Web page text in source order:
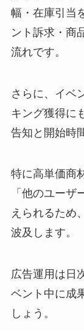
幅・在庫引当
ント訴求・商
流れです。
さらに、イベ
キング獲得に
告知と開始時
特に高単価商
「他のユー
えられるため
波及します。
広告運用は日
ベント中に成
しょう。